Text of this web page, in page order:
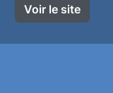
Voir le site